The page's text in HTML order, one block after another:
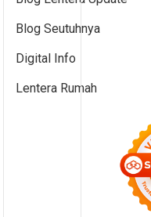
Blog Seutuhnya
Digital Info
Lentera Rumah